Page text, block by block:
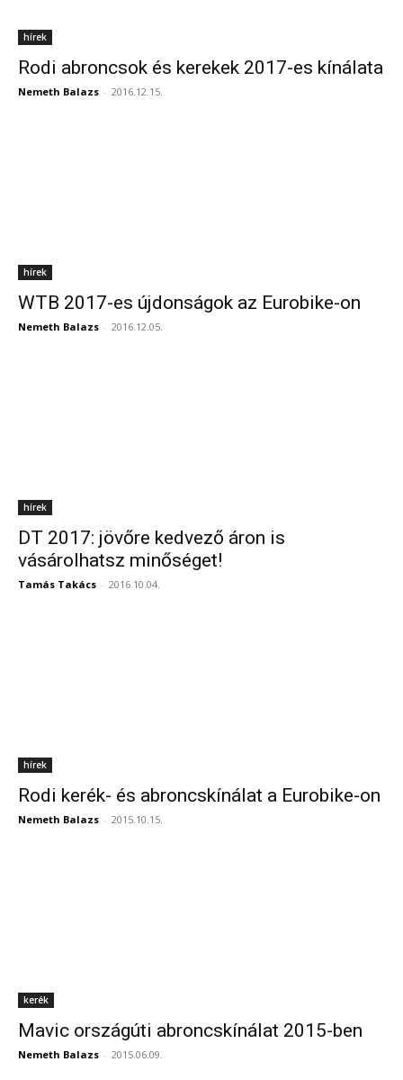
hírek
Rodi abroncsok és kerekek 2017-es kínálata
Nemeth Balazs - 2016.12.15.
hírek
WTB 2017-es újdonságok az Eurobike-on
Nemeth Balazs - 2016.12.05.
hírek
DT 2017: jövőre kedvező áron is
vásárolhatsz minőséget!
Tamás Takács - 2016.10.04.
hírek
Rodi kerék- és abroncskínálat a Eurobike-on
Nemeth Balazs - 2015.10.15.
kerék
Mavic országúti abroncskínálat 2015-ben
Nemeth Balazs - 2015.06.09.